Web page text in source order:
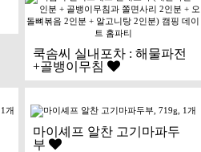
쿡솜씨 실내포차 : 해물파전
+골뱅이무침
마이셰프 알찬 고기마파두
부